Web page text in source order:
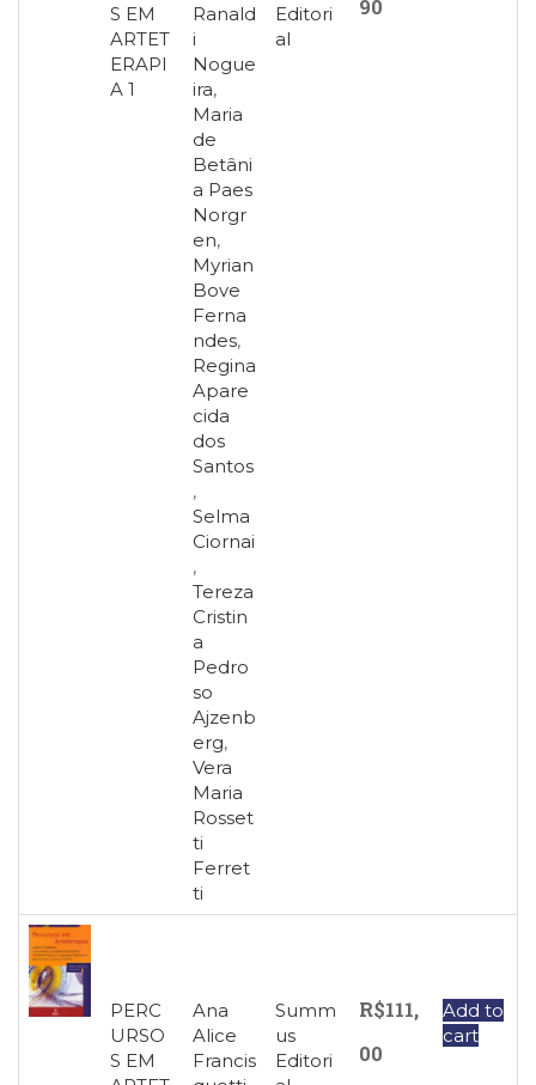
S EM
ARTET
ERAPI
A 1
Ranald
i
Nogue
ira,
Maria
de
Betâni
a Paes
Norgr
en,
Myrian
Bove
Ferna
ndes,
Regina
Apare
cida
dos
Santos
,
Selma
Ciornai
,
Tereza
Cristin
a
Pedro
so
Ajzenb
erg,
Vera
Maria
Rosset
ti
Ferret
ti
Editori
al
90
PERC
URSO
S EM
Ana
Alice
Francis
Summ
us
Editori
R$111,
00
Add to
cart